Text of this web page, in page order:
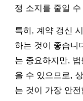
쟁 소지를 줄일
특히, 계약 갱신
하는 것이 좋습니
는 중요하지만,
을 수 있으므로,
는 것이 가장 안전